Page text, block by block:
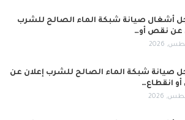
أشغال صيانة شبكة الماء الصالح للشرب
عن نقص أو…
صيانة شبكة الماء الصالح للشرب إعلان عن
انقطاع…